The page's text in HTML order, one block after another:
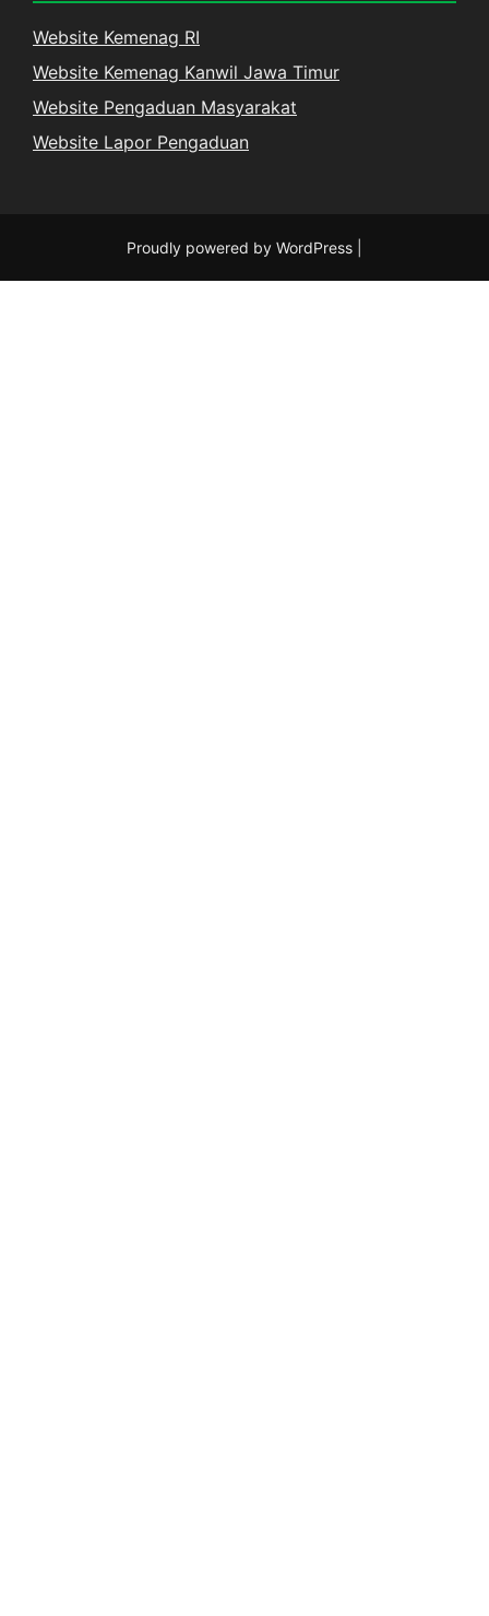
Website Kemenag RI
Website Kemenag Kanwil Jawa Timur
Website Pengaduan Masyarakat
Website Lapor Pengaduan
Proudly powered by WordPress